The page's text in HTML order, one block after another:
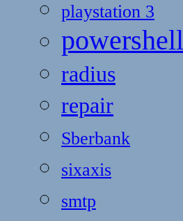
playstation 3
powershell
radius
repair
Sberbank
sixaxis
smtp